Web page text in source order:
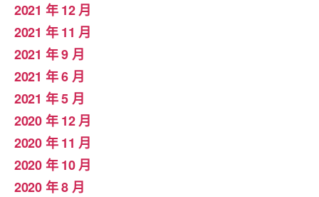
2021 年 12 月
2021 年 11 月
2021 年 9 月
2021 年 6 月
2021 年 5 月
2020 年 12 月
2020 年 11 月
2020 年 10 月
2020 年 8 月